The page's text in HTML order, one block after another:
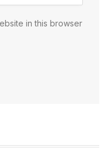
in this browser